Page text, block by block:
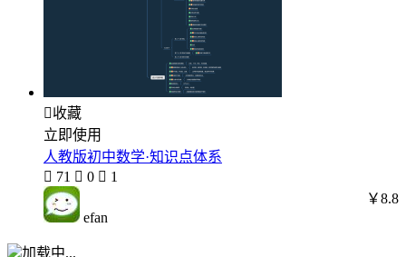
收藏
立即使用
人教版初中数学·知识点体系
 71  0  1
efan
￥8.8
加载中...